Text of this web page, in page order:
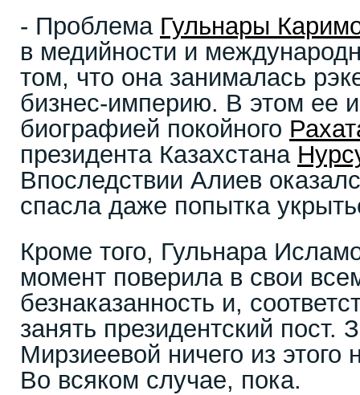
- Проблема Гульнары
в медийности и
том, что она занималась
бизнес-империю. В этом ее
биографией покойного
президента Казахстана
Впоследствии Алиев
спасла даже попытка
Кроме того, Гульнара
момент поверила в свои
безнаказанность и,
занять президентский пост.
Мирзиеевой ничего из этого
Во всяком случае, пока.